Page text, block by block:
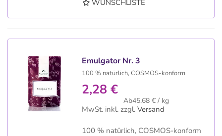
WUNSCHLISTE
Emulgator Nr. 3
100 % natürlich, COSMOS-konform
2,28 €
Ab45,68 € / kg
MwSt. inkl. zzgl. Versand
100 % natürlich, COSMOS-konform